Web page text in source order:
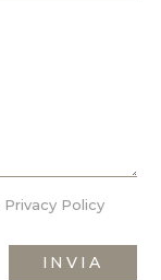
Privacy Policy
INVIA